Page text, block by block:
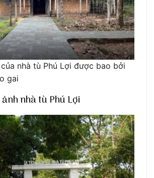
nhà tù Phú Lợi được bao bởi
gai
nhà tù Phú Lợi